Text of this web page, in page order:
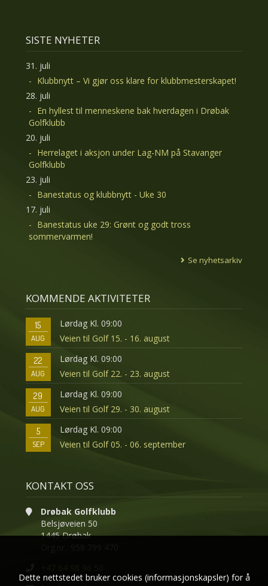
SISTE NYHETER
31. juli
Klubbnytt – Vi gjør oss klare for klubbmesterskapet!
28. juli
En hyllest til menneskene bak hverdagen i Drøbak
Golfklubb
20. juli
Herrelaget i aksjon under Lag-NM på Stavanger
Golfklubb
23. juli
Banestatus og klubbnytt - Uke 30
17. juli
Banestatus uke 29: Grønt og godt tross
sommervarmen!
Se nyhetsarkiv
KOMMENDE AKTIVITETER
15
AUG
Lørdag Kl. 09:00
Veien til Golf 15. - 16. august
22
AUG
Lørdag Kl. 09:00
Veien til Golf 22. - 23. august
29
AUG
Lørdag Kl. 09:00
Veien til Golf 29. - 30. august
5
SEP
Lørdag Kl. 09:00
Veien til Golf 05. - 06. september
KONTAKT OSS
Drøbak Golfklubb
Belsjøveien 50
1445 Drøbak
Dette nettstedet bruker cookies (informasjonskapsler) for å